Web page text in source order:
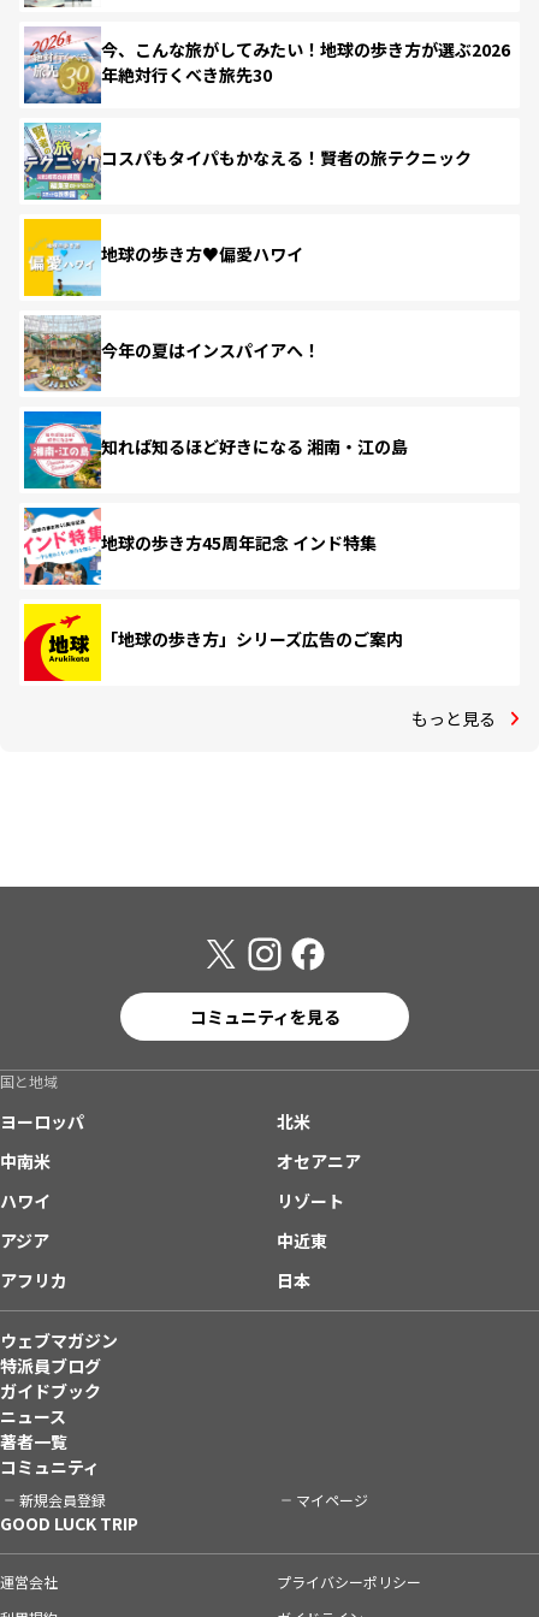
今、こんな旅がしてみたい！地球の歩き方が選ぶ2026
年絶対行くべき旅先30
コスパもタイパもかなえる！賢者の旅テクニック
地球の歩き方♥偏愛ハワイ
今年の夏はインスパイアへ！
知れば知るほど好きになる 湘南・江の島
地球の歩き方45周年記念 インド特集
「地球の歩き方」シリーズ広告のご案内
もっと見る
コミュニティを見る
国と地域
ヨーロッパ
北米
中南米
オセアニア
ハワイ
リゾート
アジア
中近東
アフリカ
日本
ウェブマガジン
特派員ブログ
ガイドブック
ニュース
著者一覧
コミュニティ
新規会員登録 マイページ
GOOD LUCK TRIP
運営会社
プライバシーポリシー